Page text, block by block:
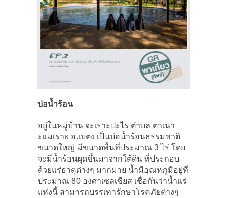
บ่อน้ำร้อน
อยู่ในหมู่บ้าน จะเราะปะไร ตำบล ตาเนา
ะแมเราะ อ.เบตง เป็นบ่อน้ำร้อนธรรมชาติ
ขนาดใหญ่ มีขนาดพื้นที่ประมาณ 3 ไร่ โดย
จะมีน้ำร้อนผุดขึ้นมาจากใต้ดิน ที่ประกอบ
ด้วยแร่ธาตุต่างๆ มากมาย น้ำมีอุณหภูมิอยู่ที่
ประมาณ 80 องศาเซลเซียส เชื่อกันว่าน้ำแร่
แห่งนี้ สามารถบรรเทารักษาโรคภัยต่างๆ